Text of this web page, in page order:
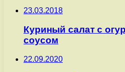
23.03.2018
Куриный салат с
соусом
22.09.2020